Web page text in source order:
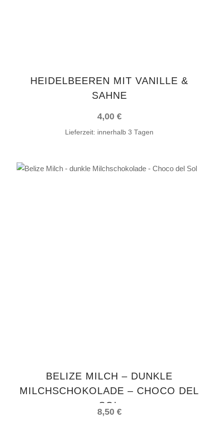
HEIDELBEEREN MIT VANILLE &
SAHNE
4,00 €
Lieferzeit: innerhalb 3 Tagen
BELIZE MILCH – DUNKLE
MILCHSCHOKOLADE – CHOCO DEL
SOL
8,50 €